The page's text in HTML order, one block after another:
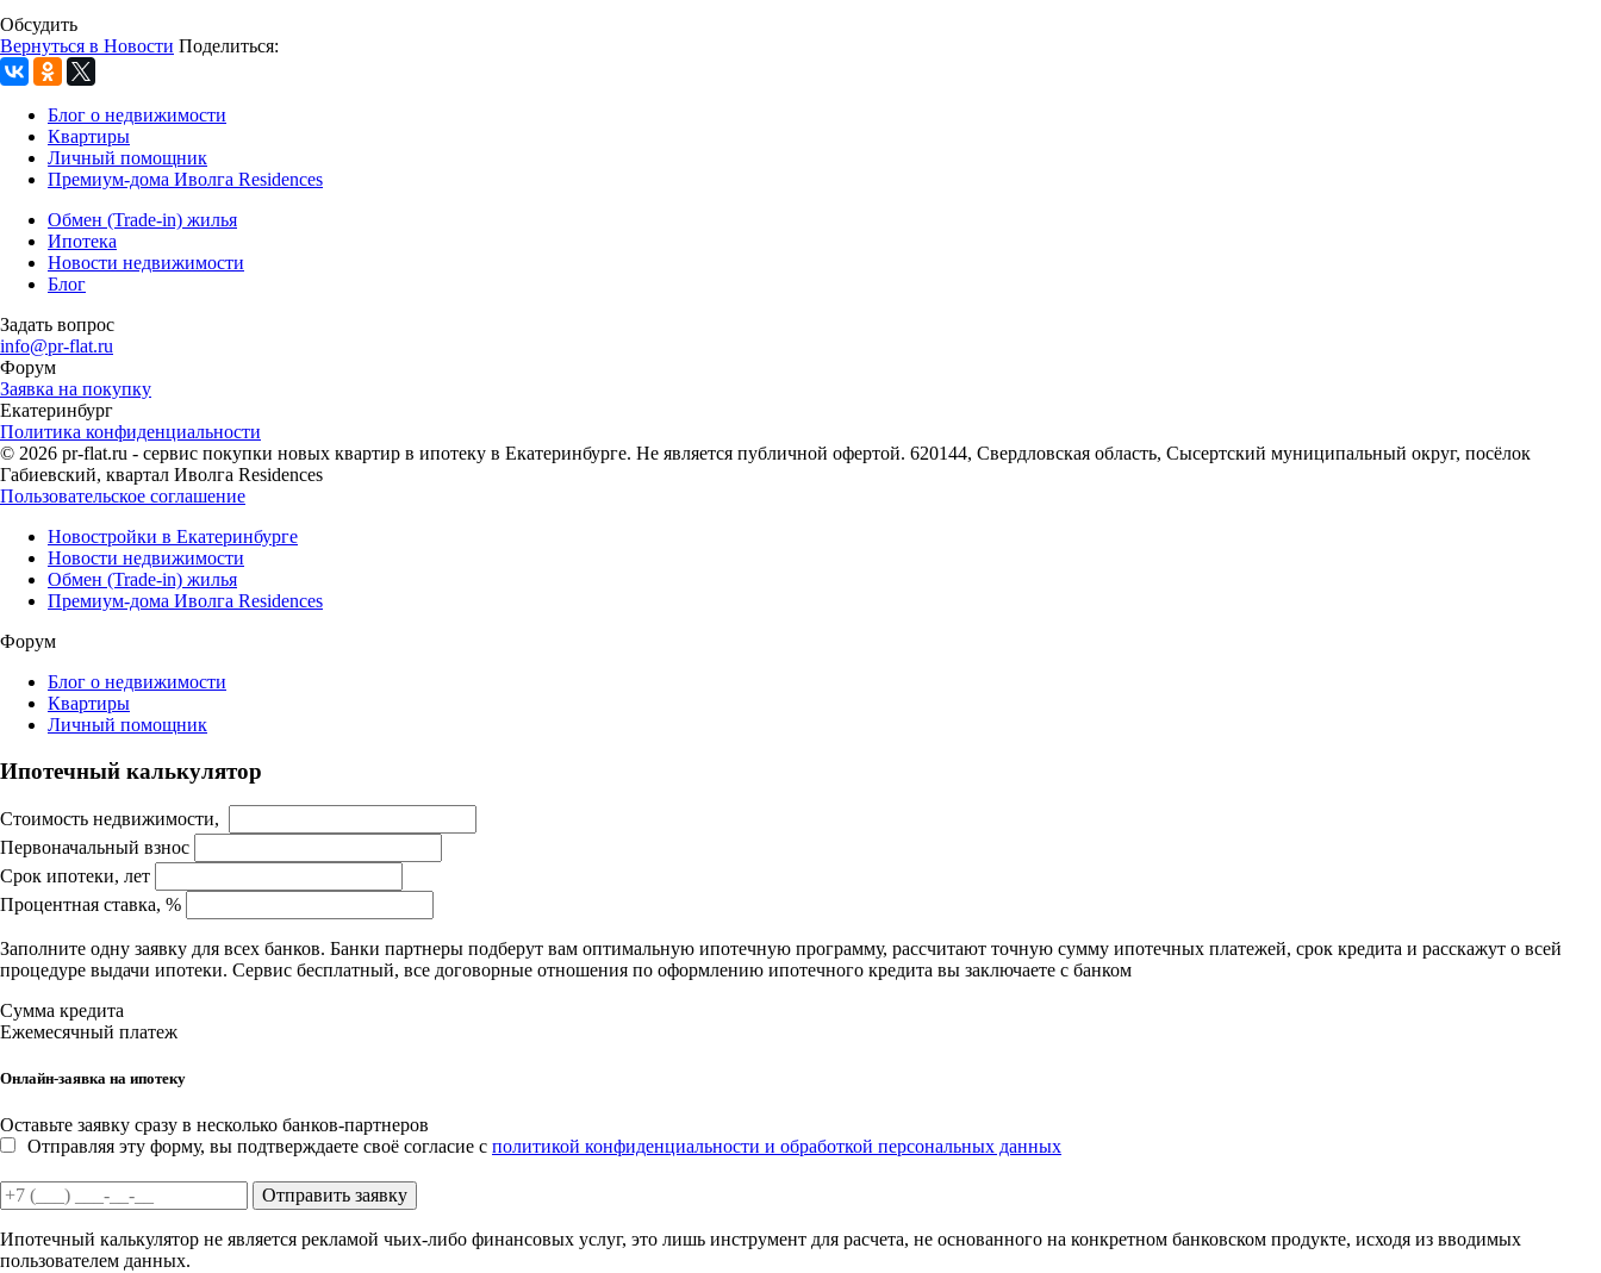
Обсудить
Вернуться в Новости Поделиться:
Блог о недвижимости
Квартиры
Личный помощник
Премиум-дома Иволга Residences
Обмен (Trade-in) жилья
Ипотека
Новости недвижимости
Блог
Задать вопрос
info@pr-flat.ru
Форум
Заявка на покупку
Екатеринбург
Политика конфиденциальности
© 2026 pr-flat.ru - сервис покупки новых квартир в ипотеку в Екатеринбурге. Не является публичной офертой. 620144, Свердловская область, Сысертский муниципальный округ, посёлок
Габиевский, квартал Иволга Residences
Пользовательское соглашение
Новостройки в Екатеринбурге
Новости недвижимости
Обмен (Trade-in) жилья
Премиум-дома Иволга Residences
Форум
Блог о недвижимости
Квартиры
Личный помощник
Ипотечный калькулятор
Стоимость недвижимости,
Первоначальный взнос
Срок ипотеки, лет
Процентная ставка, %
Заполните одну заявку для всех банков. Банки партнеры подберут вам оптимальную ипотечную программу, рассчитают точную сумму ипотечных платежей, срок кредита и расскажут о всей
процедуре выдачи ипотеки. Сервис бесплатный, все договорные отношения по оформлению ипотечного кредита вы заключаете с банком
Сумма кредита
Ежемесячный платеж
Онлайн-заявка на ипотеку
Оставьте заявку сразу в несколько банков-партнеров
Отправляя эту форму, вы подтверждаете своё согласие с политикой конфиденциальности и обработкой персональных данных
Отправить заявку
Ипотечный калькулятор не является рекламой чьих-либо финансовых услуг, это лишь инструмент для расчета, не основанного на конкретном банковском продукте, исходя из вводимых
пользователем данных.